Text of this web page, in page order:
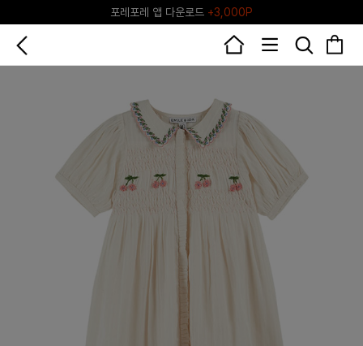
♥그린포레♥ 포레포레 공식 리세일 마켓